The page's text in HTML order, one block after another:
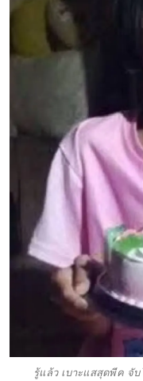
รู้แล้ว เบาะแสสุดพีค จั